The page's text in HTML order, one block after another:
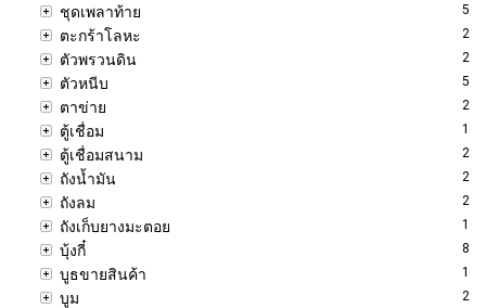
ชุดเพลาท้าย 5
ตะกร้าโลหะ 2
ตัวพรวนดิน 2
ตัวหนีบ 5
ตาข่าย 2
ตู้เชื่อม 1
ตู้เชื่อมสนาม 2
ถังน้ำมัน 2
ถังลม 2
ถังเก็บยางมะตอย 1
บุ้งกี๋ 8
บูธขายสินค้า 1
บูม 2